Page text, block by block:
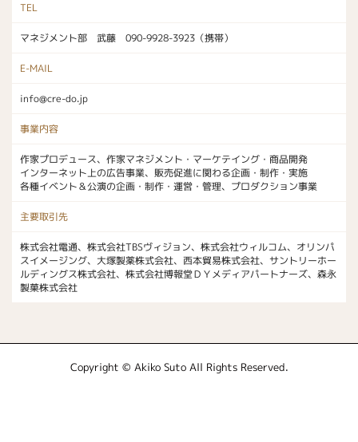
TEL
マネジメント部 武藤 090-9928-3923（携帯）
E-MAIL
info@cre-do.jp
事業内容
作家プロデュース、作家マネジメント・マーケテイング・商品開発
インターネット上の広告事業、販売促進に関わる企画・制作・実施
各種イベント＆公演の企画・制作・運営・管理、プロダクション事業
主要取引先
株式会社電通、株式会社TBSヴィジョン、株式会社ウィルコム、オリンパ
スイメージング、大塚製薬株式会社、西本貿易株式会社、サントリーホー
ルディングス株式会社、株式会社博報堂ＤＹメディアパートナーズ、森永
製菓株式会社
Copyright © Akiko Suto All Rights Reserved.